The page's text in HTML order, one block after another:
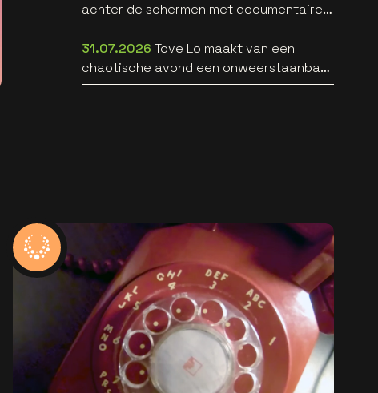
achter de schermen met documentaire
WILD HEARTS [trailer]
31.07.2026 Tove Lo maakt van een
chaotische avond een onweerstaanbare
popsong